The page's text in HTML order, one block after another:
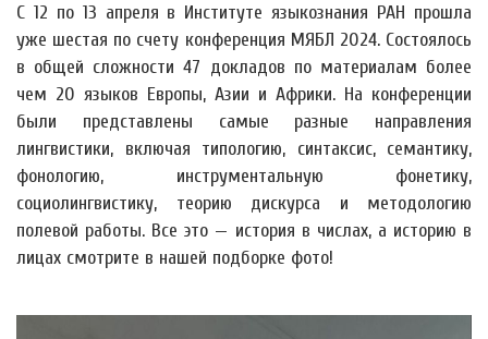
С 12 по 13 апреля в Институте языкознания РАН прошла
уже шестая по счету конференция МЯБЛ 2024. Состоялось
в общей сложности 47 докладов по материалам более
чем 20 языков Европы, Азии и Африки. На конференции
были представлены самые разные направления
лингвистики, включая типологию, синтаксис, семантику,
фонологию, инструментальную фонетику,
социолингвистику, теорию дискурса и методологию
полевой работы. Все это — история в числах, а историю в
лицах смотрите в нашей подборке фото!